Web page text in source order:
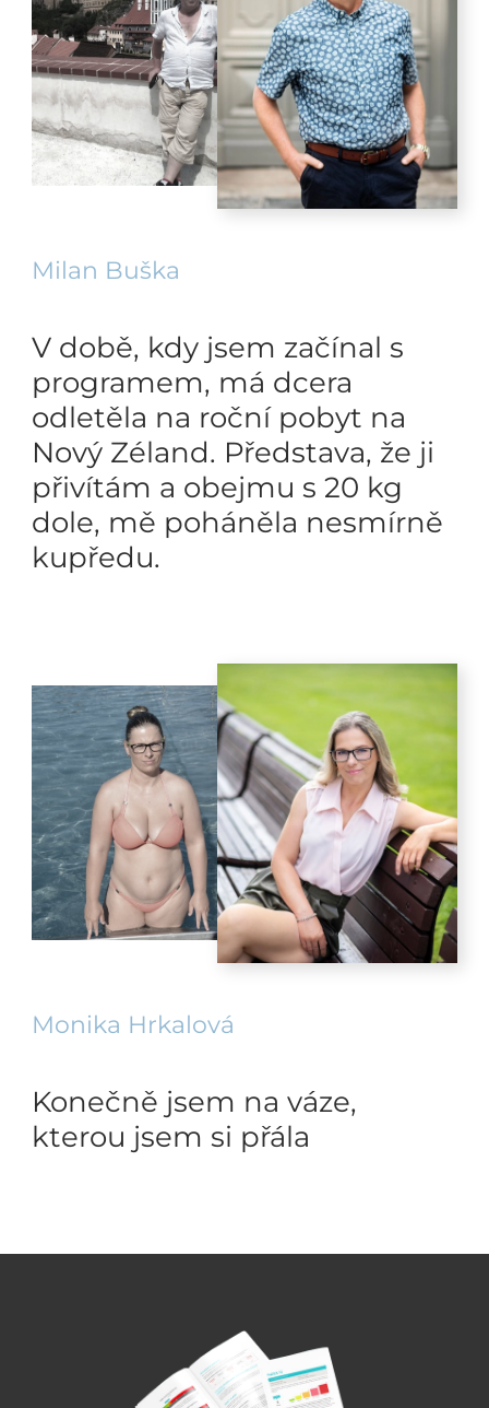
Milan Buška
V době, kdy jsem začínal s
programem, má dcera
odletěla na roční pobyt na
Nový Zéland. Představa, že ji
přivítám a obejmu s 20 kg
dole, mě poháněla nesmírně
kupředu.
Monika Hrkalová
Konečně jsem na váze,
kterou jsem si přála